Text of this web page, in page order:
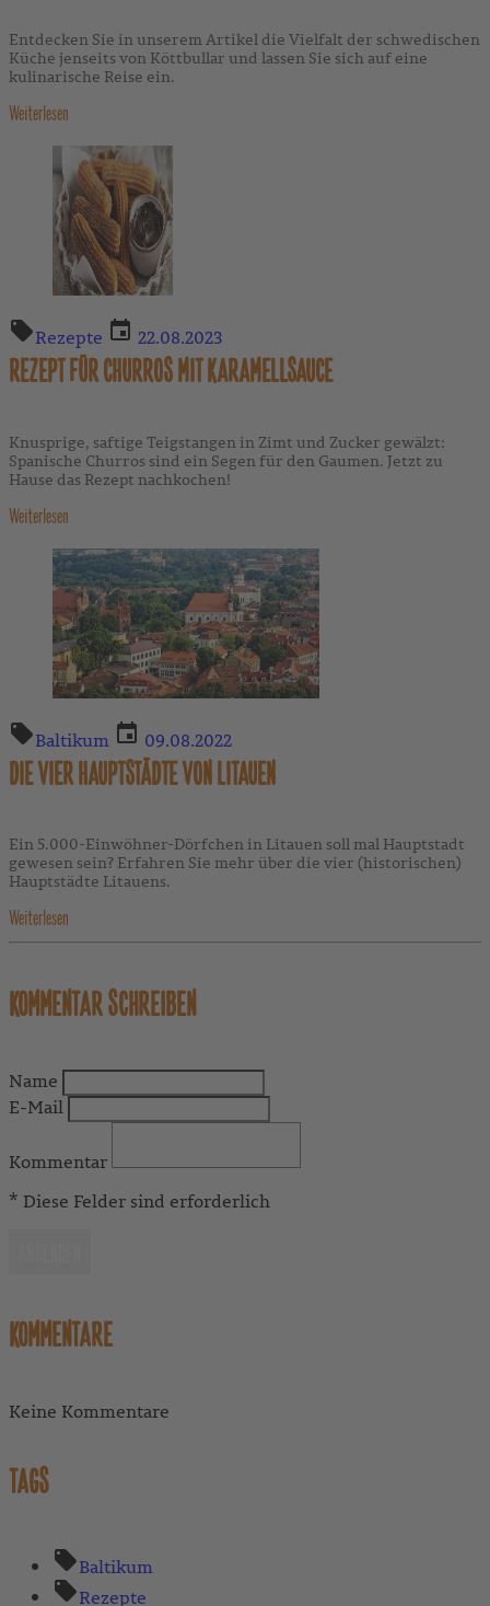
Entdecken Sie in unserem Artikel die Vielfalt der schwedischen
Küche jenseits von Köttbullar und lassen Sie sich auf eine
kulinarische Reise ein.
Weiterlesen
Rezepte 22.08.2023
REZEPT FÜR CHURROS MIT KARAMELLSAUCE
Knusprige, saftige Teigstangen in Zimt und Zucker gewälzt:
Spanische Churros sind ein Segen für den Gaumen. Jetzt zu
Hause das Rezept nachkochen!
Weiterlesen
Baltikum 09.08.2022
DIE VIER HAUPTSTÄDTE VON LITAUEN
Ein 5.000-Einwöhner-Dörfchen in Litauen soll mal Hauptstadt
gewesen sein? Erfahren Sie mehr über die vier (historischen)
Hauptstädte Litauens.
Weiterlesen
KOMMENTAR SCHREIBEN
Name
E-Mail
Kommentar
* Diese Felder sind erforderlich
KOMMENTARE
Keine Kommentare
TAGS
Baltikum
Rezepte